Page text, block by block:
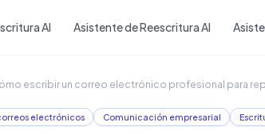
AI Asistente de Reescritura AI
escribir un correo electrónico profesional para
electrónicos Comunicación empresarial